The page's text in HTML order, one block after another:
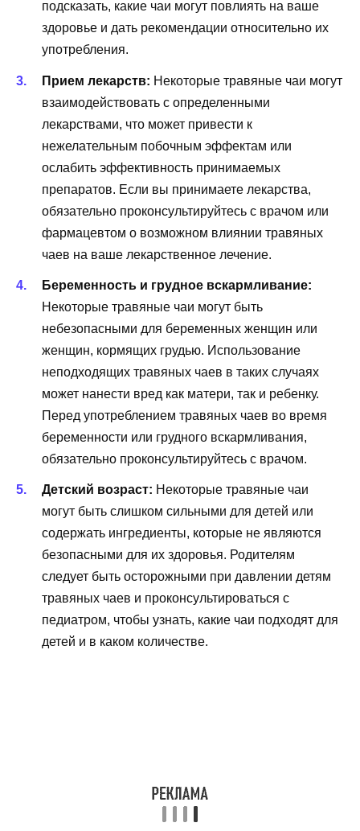
подсказать, какие чаи могут повлиять на ваше
здоровье и дать рекомендации относительно их
употребления.
Прием лекарств: Некоторые травяные чаи могут
взаимодействовать с определенными
лекарствами, что может привести к
нежелательным побочным эффектам или
ослабить эффективность принимаемых
препаратов. Если вы принимаете лекарства,
обязательно проконсультируйтесь с врачом или
фармацевтом о возможном влиянии травяных
чаев на ваше лекарственное лечение.
Беременность и грудное вскармливание:
Некоторые травяные чаи могут быть
небезопасными для беременных женщин или
женщин, кормящих грудью. Использование
неподходящих травяных чаев в таких случаях
может нанести вред как матери, так и ребенку.
Перед употреблением травяных чаев во время
беременности или грудного вскармливания,
обязательно проконсультируйтесь с врачом.
Детский возраст: Некоторые травяные чаи
могут быть слишком сильными для детей или
содержать ингредиенты, которые не являются
безопасными для их здоровья. Родителям
следует быть осторожными при давлении детям
травяных чаев и проконсультироваться с
педиатром, чтобы узнать, какие чаи подходят для
детей и в каком количестве.